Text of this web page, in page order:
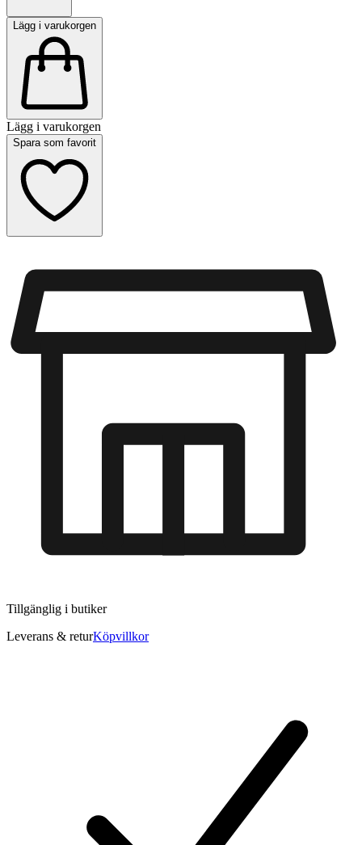
Lägg i varukorgen
Lägg i varukorgen
Spara som favorit
Tillgänglig i butiker
Leverans & returKöpvillkor